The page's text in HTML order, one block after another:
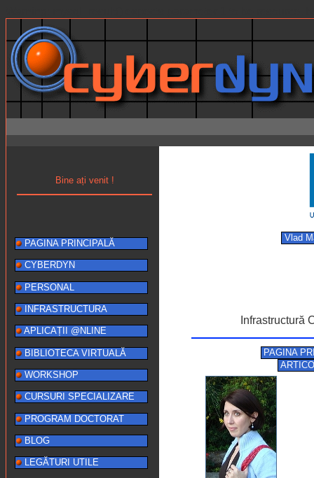
Bine ați venit !
PAGINA PRINCIPALĂ
CYBERDYN
PERSONAL
INFRASTRUCTURA
APLICAȚII @NLINE
BIBLIOTECA VIRTUALĂ
WORKSHOP
CURSURI SPECIALIZARE
PROGRAM DOCTORAT
BLOG
LEGĂTURI UTILE
Vlad
Infrastructură
PAGINA